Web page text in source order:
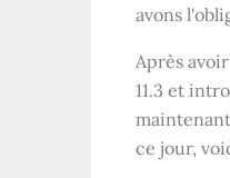
avons
Après
11.3 et
ce jour,